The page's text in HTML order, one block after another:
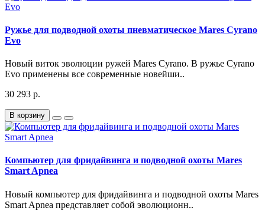
Ружье для подводной охоты пневматическое Mares Cyrano
Evo
Новый виток эволюции ружей Mares Cyrano. В ружье Cyrano
Evo применены все современные новейши..
30 293 р.
В корзину
Компьютер для фридайвинга и подводной охоты Mares
Smart Apnea
Новый компьютер для фридайвинга и подводной охоты Mares
Smart Apnea представляет собой эволюционн..